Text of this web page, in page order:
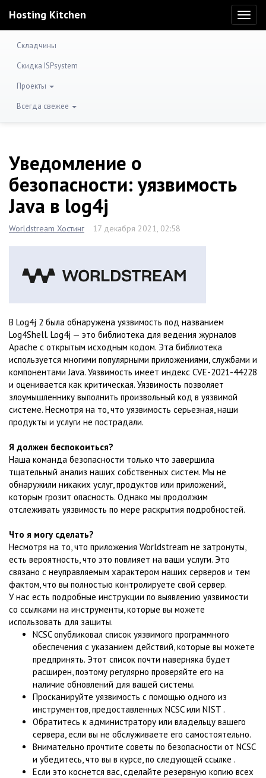
Hosting Kitchen
Складчины
Скидка ISPsystem
Проекты
Всегда свежее
Уведомление о
безопасности: уязвимость
Java в log4j
Worldstream Хостинг 17 декабря 2021, 02:58
В Log4j 2 была обнаружена уязвимость под названием
Log4Shell. Log4j — это библиотека для ведения журналов
Apache с открытым исходным кодом. Эта библиотека
используется многими популярными приложениями, службами и
компонентами Java. Уязвимость имеет индекс CVE-2021-44228
и оценивается как критическая. Уязвимость позволяет
злоумышленнику выполнить произвольный код в уязвимой
системе. Несмотря на то, что уязвимость серьезная, наши
продукты и услуги не пострадали.
Я должен беспокоиться?
Наша команда безопасности только что завершила
тщательный анализ наших собственных систем. Мы не
обнаружили никаких услуг, продуктов или приложений,
которым грозит опасность. Однако мы продолжим
отслеживать уязвимость по мере раскрытия подробностей.
Что я могу сделать?
Несмотря на то, что приложения Worldstream не затронуты,
есть вероятность, что это повлияет на ваши услуги. Это
связано с неуправляемым характером наших серверов и тем
фактом, что вы полностью контролируете свой сервер.
У нас есть подробные инструкции по выявлению уязвимости
со ссылками на инструменты, которые вы можете
использовать для защиты.
NCSC опубликовал список уязвимого программного
обеспечения с указанием действий, которые вы можете
предпринять. Этот список почти наверняка будет
расширен, поэтому регулярно проверяйте его на
наличие обновлений для вашей системы.
Просканируйте уязвимость с помощью одного из
инструментов, предоставленных NCSC или NIST .
Обратитесь к администратору или владельцу вашего
сервера, если вы не обслуживаете его самостоятельно.
Внимательно прочтите советы по безопасности от NCSC
и убедитесь, что вы в курсе, по следующей ссылке .
Если это коснется вас, сделайте резервную копию всех